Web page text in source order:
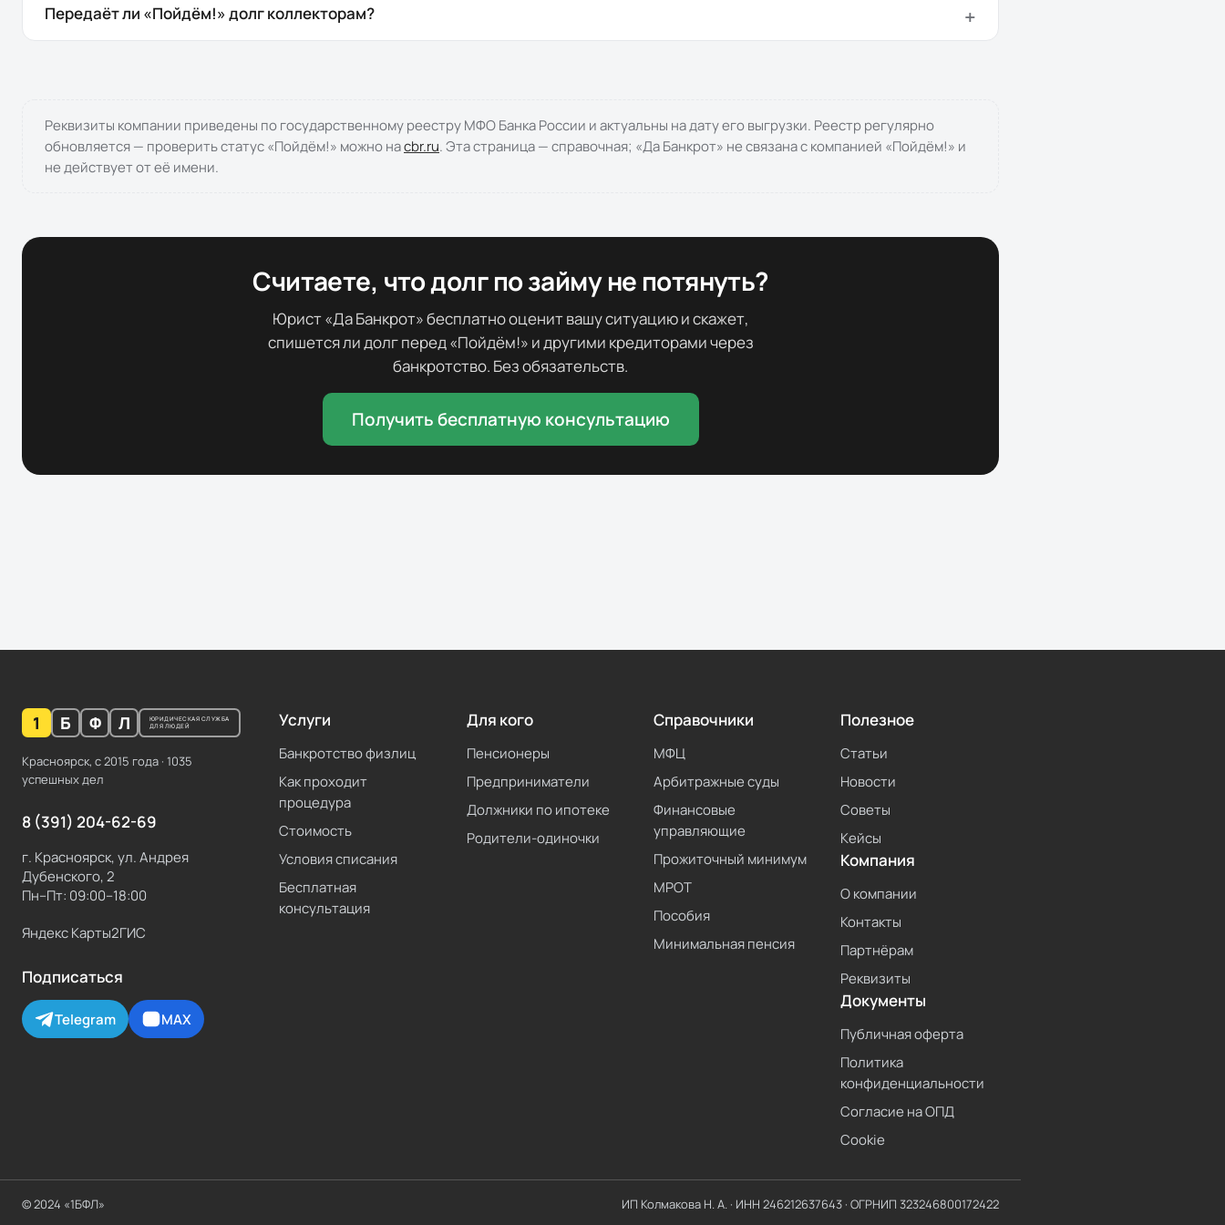
Передаёт ли «Пойдём!» долг коллекторам?
Реквизиты компании приведены по государственному реестру МФО Банка России и актуальны на дату его выгрузки. Реестр регулярно
обновляется — проверить статус «Пойдём!» можно наcbr.ru. Эта страница — справочная; «Да Банкрот» не связана с компанией «Пойдём!» и
не действует от её имени.
Считаете, что долг по займу не потянуть?
Юрист «Да Банкрот» бесплатно оценит вашу ситуацию и скажет,
спишется ли долг перед «Пойдём!» и другими кредиторами через
банкротство. Без обязательств.
Получить бесплатную консультацию
1 Б Ф Л
ЮРИДИЧЕСКАЯ СЛУЖБА
ДЛЯ ЛЮДЕЙ
Красноярск, с2015 года · 1035
успешных дел
8 (391) 204-62-69
г. Красноярск, ул. Андрея
Дубенского, 2
Пн–Пт: 09:00–18:00
Яндекс Карты2ГИС
Подписаться
Telegram MAX
Услуги
Банкротство физлиц
Как проходит
процедура
Стоимость
Условия списания
Бесплатная
консультация
Для кого
Пенсионеры
Предприниматели
Должники по ипотеке
Родители-одиночки
Справочники
МФЦ
Арбитражные суды
Финансовые
управляющие
Прожиточный минимум
МРОТ
Пособия
Минимальная пенсия
Полезное
Статьи
Новости
Советы
Кейсы
Компания
О компании
Контакты
Партнёрам
Реквизиты
Документы
Публичная оферта
Политика
конфиденциальности
Согласие на ОПД
Cookie
© 2024 «1БФЛ» ИП Колмакова Н. А. · ИНН 246212637643 · ОГРНИП 323246800172422